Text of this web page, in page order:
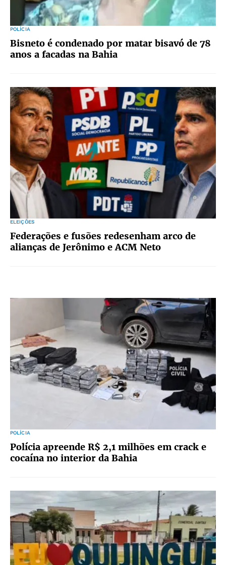
POLÍCIA
Bisneto é condenado por matar bisavó de 78
anos a facadas na Bahia
ELEIÇÕES
Federações e fusões redesenham arco de
alianças de Jerônimo e ACM Neto
POLÍCIA
Polícia apreende R$ 2,1 milhões em crack e
cocaína no interior da Bahia